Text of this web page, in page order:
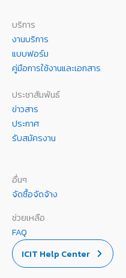
บริการ
งานบริการ
แบบฟอร์ม
คู่มือการใช้งานและเอกสาร
ประชาสัมพันธ์
ข่าวสาร
ประกาศ
รับสมัครงาน
อื่นๆ
จัดซื้อจัดจ้าง
ช่วยเหลือ
FAQ
ICIT Help Center